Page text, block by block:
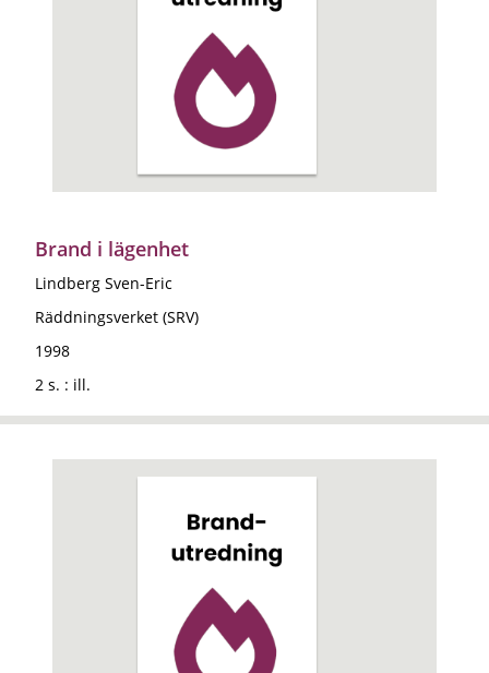
Brand i lägenhet
Lindberg Sven-Eric
Räddningsverket (SRV)
1998
2 s. : ill.